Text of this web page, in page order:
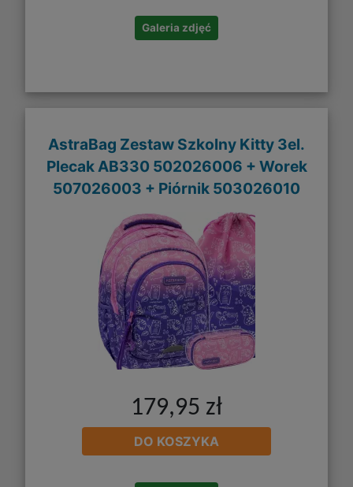
Galeria zdjęć
AstraBag Zestaw Szkolny Kitty 3el.
Plecak AB330 502026006 + Worek
507026003 + Piórnik 503026010
179,95 zł
DO KOSZYKA